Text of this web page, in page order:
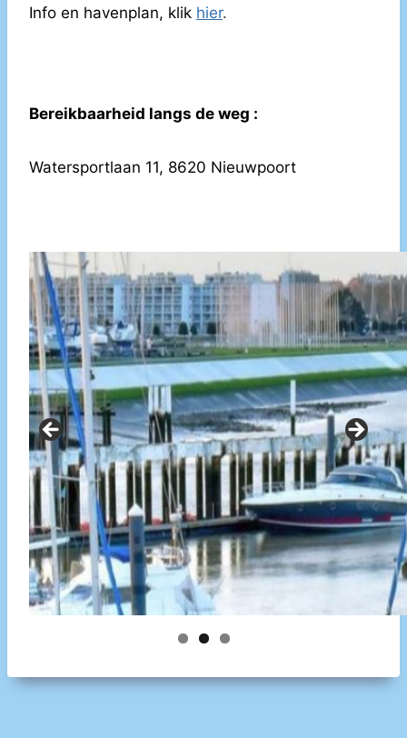
Info en havenplan, klik hier.
Bereikbaarheid langs de weg :
Watersportlaan 11, 8620 Nieuwpoort